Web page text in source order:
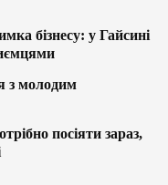
бізнесу: у Гайсині
з молодим
посіяти зараз,